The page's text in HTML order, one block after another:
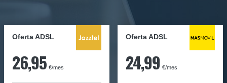
Oferta ADSL
26,95 €/mes
Oferta ADSL
24,99 €/mes